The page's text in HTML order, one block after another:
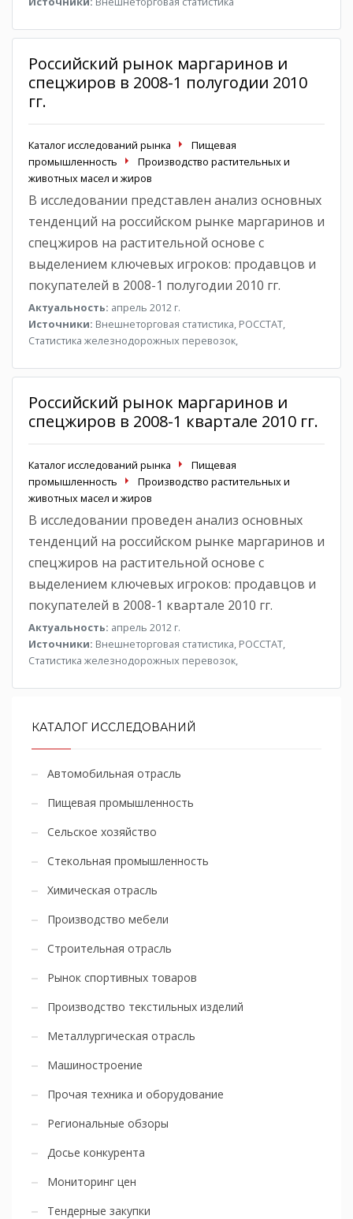
Российский рынок маргаринов и
спецжиров в 2008-1 полугодии 2010
гг.
Каталог исследований рынка
Пищевая
промышленность
Производство растительных и
животных масел и жиров
В исследовании представлен анализ основных
тенденций на российском рынке маргаринов и
спецжиров на растительной основе с
выделением ключевых игроков: продавцов и
покупателей в 2008-1 полугодии 2010 гг.
Актуальность: апрель 2012 г.
Источники: Внешнеторговая статистика, РОССТАТ,
Статистика железнодорожных перевозок,
Российский рынок маргаринов и
спецжиров в 2008-1 квартале 2010 гг.
Каталог исследований рынка
Пищевая
промышленность
Производство растительных и
животных масел и жиров
В исследовании проведен анализ основных
тенденций на российском рынке маргаринов и
спецжиров на растительной основе с
выделением ключевых игроков: продавцов и
покупателей в 2008-1 квартале 2010 гг.
Актуальность: апрель 2012 г.
Источники: Внешнеторговая статистика, РОССТАТ,
Статистика железнодорожных перевозок,
КАТАЛОГ ИССЛЕДОВАНИЙ
Автомобильная отрасль
Пищевая промышленность
Сельское хозяйство
Стекольная промышленность
Химическая отрасль
Производство мебели
Строительная отрасль
Рынок спортивных товаров
Производство текстильных изделий
Металлургическая отрасль
Машиностроение
Прочая техника и оборудование
Региональные обзоры
Досье конкурента
Мониторинг цен
Тендерные закупки